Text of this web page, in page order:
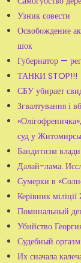
Узник совести
Освобождение
шок
Губернатор —
ТАНКИ STOP!!!
СБУ убирает
Згвалтування і
суд у
Бандитизм влади
Далай-лама.
Сумерки в
Керівник
Поминальный
Убийство
Судебный
Их сначала